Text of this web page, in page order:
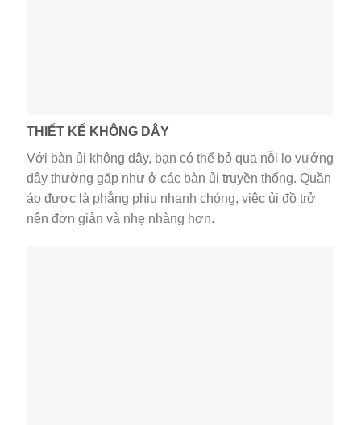
THIẾT KẾ KHÔNG DÂY
Với bàn ủi không dây, bạn có thể bỏ qua nỗi lo vướng
dây thường gặp như ở các bàn ủi truyền thống. Quần
áo được là phẳng phiu nhanh chóng, việc ủi đồ trở
nên đơn giản và nhẹ nhàng hơn.